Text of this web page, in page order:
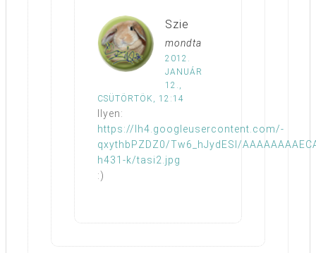
Szie
mondta
2012.
JANUÁR
12.,
CSÜTÖRTÖK, 12:14
Ilyen:
https://lh4.googleusercontent.com/-
qxythbPZDZ0/Tw6_hJydESI/
h431-k/tasi2.jpg
:)